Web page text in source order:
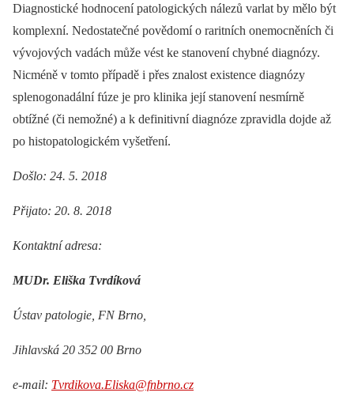
Diagnostické hodnocení patologických nálezů varlat by mělo být
komplexní. Nedostatečné povědomí o raritních onemocněních či
vývojových vadách může vést ke stanovení chybné diagnózy.
Nicméně v tomto případě i přes znalost existence diagnózy
splenogonadální fúze je pro klinika její stanovení nesmírně
obtížné (či nemožné) a k definitivní diagnóze zpravidla dojde až
po histopatologickém vyšetření.
Došlo: 24. 5. 2018
Přijato: 20. 8. 2018
Kontaktní adresa:
MUDr. Eliška Tvrdíková
Ústav patologie, FN Brno,
Jihlavská 20 352 00 Brno
e-mail: Tvrdikova.Eliska@fnbrno.cz